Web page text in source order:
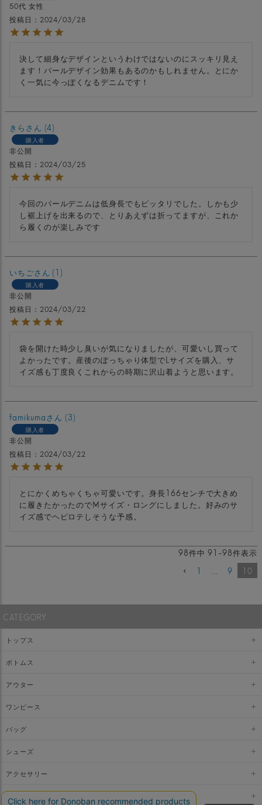
50代 女性
投稿日
2024/03/28
決して細身なデザインというわけではないのにスッキリ見え
ます！パールデザイン効果もあるのかもしれません。とにか
く一気に今っぽくなるデニムです！
きら 4
購入者
非公開
投稿日
2024/03/25
今回のパールデニムは低身長でもピッタリでした。しかも少
し裾上げを出来るので、とりあえずは折ってますが、これか
ら履くのが楽しみです
いちご 1
購入者
非公開
投稿日
2024/03/22
袋を開けた時少し臭いが気になりましたが、可愛いし買って
よかったです。産後のぽっちゃり体型でLサイズを購入、サ
famikuma 3
購入者
非公開
投稿日
2024/03/22
とにかくめちゃくちゃ可愛いです。身長166センチで大きめ
に履きたかったのでMサイズ・ロングにしました。好みのサ
イズ感でヘビロテしそうな予感。
98件中 91 -98件表示
1
… 9 10
CATEGORY
トップス
ボトムス
アウター
ワンピース
バッグ
シューズ
アクセサリー
ファッショングッズ